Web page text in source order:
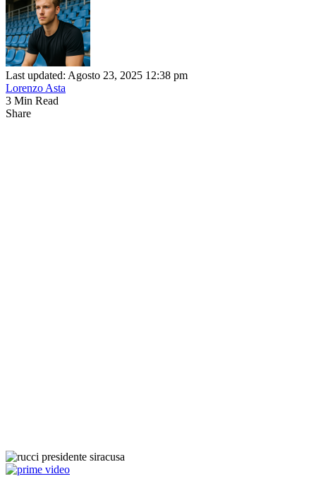
Last updated: Agosto 23, 2025 12:38 pm
Lorenzo Asta
3 Min Read
Share